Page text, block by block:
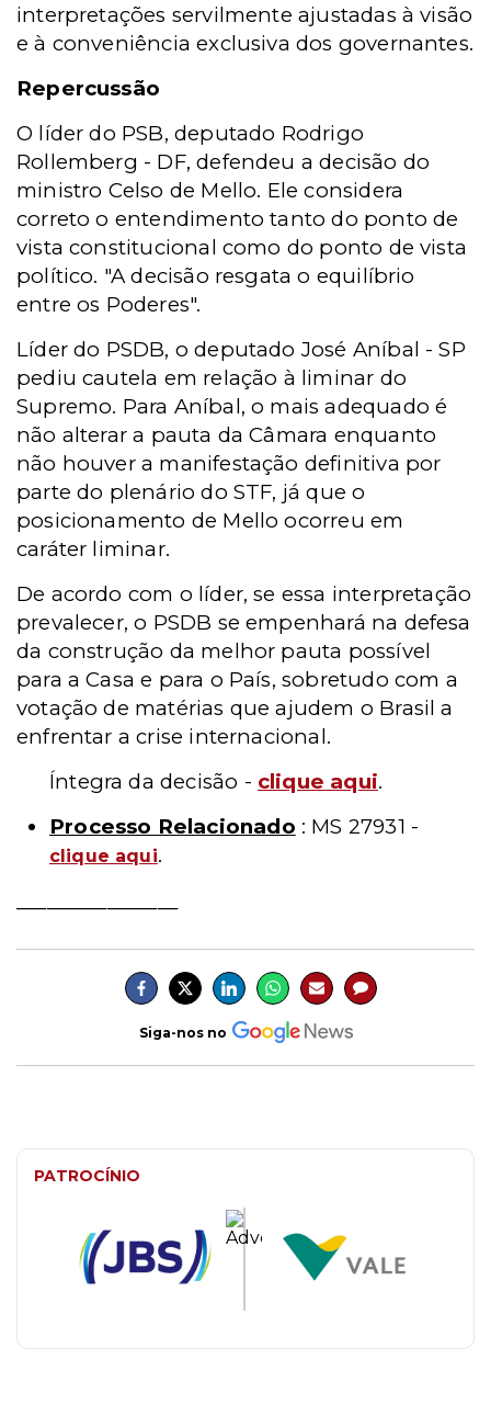
interpretações servilmente ajustadas à visão
e à conveniência exclusiva dos governantes.
Repercussão
O líder do PSB, deputado Rodrigo
Rollemberg - DF, defendeu a decisão do
ministro Celso de Mello. Ele considera
correto o entendimento tanto do ponto de
vista constitucional como do ponto de vista
político. "A decisão resgata o equilíbrio
entre os Poderes".
Líder do PSDB, o deputado José Aníbal - SP
pediu cautela em relação à liminar do
Supremo. Para Aníbal, o mais adequado é
não alterar a pauta da Câmara enquanto
não houver a manifestação definitiva por
parte do plenário do STF, já que o
posicionamento de Mello ocorreu em
caráter liminar.
De acordo com o líder, se essa interpretação
prevalecer, o PSDB se empenhará na defesa
da construção da melhor pauta possível
para a Casa e para o País, sobretudo com a
votação de matérias que ajudem o Brasil a
enfrentar a crise internacional.
Íntegra da decisão - clique aqui.
Processo Relacionado : MS 27931 -
clique aqui.
Siga-nos no
PATROCÍNIO